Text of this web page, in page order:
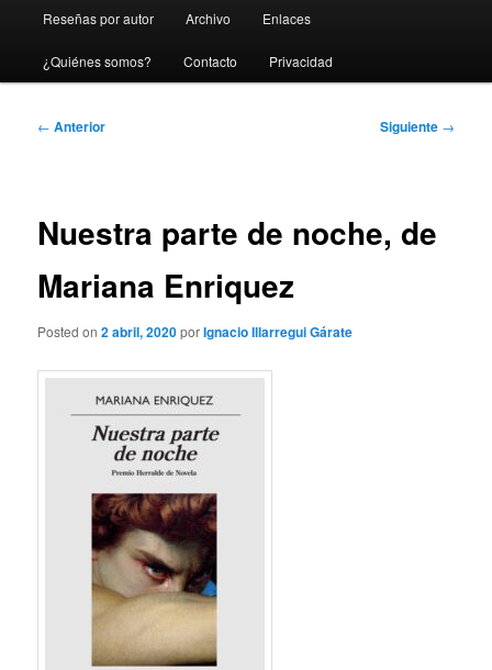
Reseñas por autor Archivo Enlaces
¿Quiénes somos? Contacto Privacidad
Navegación
← Anterior Siguiente →
Nuestra parte de noche, de
Mariana Enriquez
Posted on2 abril, 2020porIgnacio Illarregui Gárate